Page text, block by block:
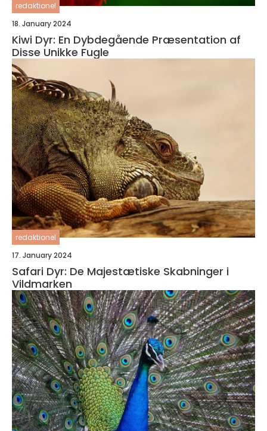
redaktionel
18. January 2024
Kiwi Dyr: En Dybdegående Præsentation af
Disse Unikke Fugle
redaktionel
17. January 2024
Safari Dyr: De Majestætiske Skabninger i
Vildmarken